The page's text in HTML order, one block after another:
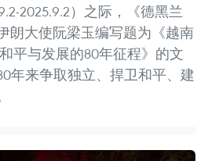
2025.9.2）之际，《德黑兰
朗大使阮梁玉编写题为《越南
平与发展的80年征程》的文
年来争取独立、捍卫和平、建